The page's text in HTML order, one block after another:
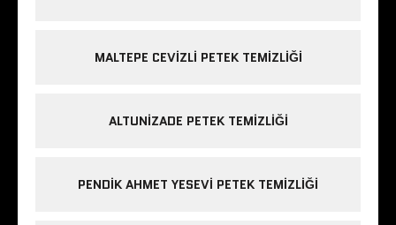
MALTEPE CEVIZLI PETEK TEMIZLIĞI
ALTUNIZADE PETEK TEMIZLIĞI
PENDIK AHMET YESEVI PETEK TEMIZLIĞI